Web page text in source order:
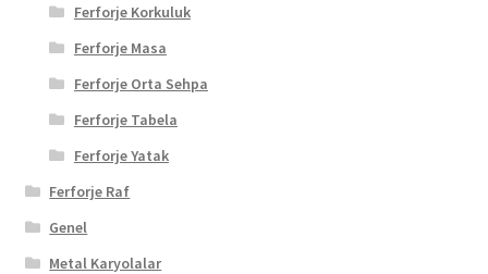
Ferforje Korkuluk
Ferforje Masa
Ferforje Orta Sehpa
Ferforje Tabela
Ferforje Yatak
Ferforje Raf
Genel
Metal Karyolalar